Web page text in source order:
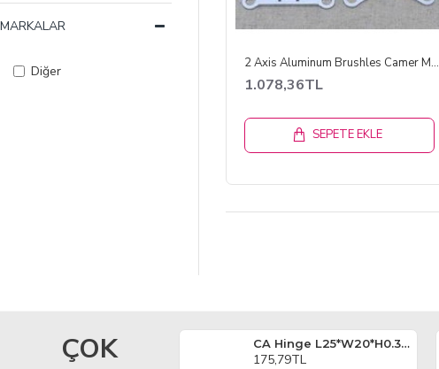
MARKALAR
Diğer
2 Axis Aluminum Brushles Camer Mount Gimbal
1.078,36TL
SEPETE EKLE
ÇOK
MINI-MEMS Gyro CA Hinge L25*W20*H0.3 4Adet
175,79TL